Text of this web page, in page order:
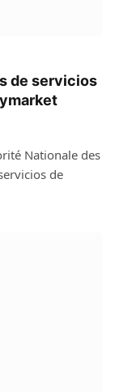
de servicios
Nationale des
de